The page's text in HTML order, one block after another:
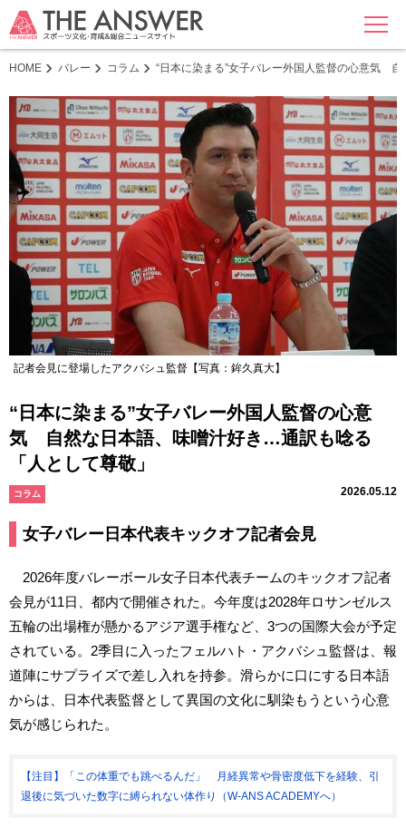
MENU
HOME バレー コラム “日本に染まる”女子バレー外国人監督の心意気
記者会見に登場したアクバシュ監督【写真：鉾久真大】
“日本に染まる”女子バレー外国人監督の心意
気 自然な日本語、味噌汁好き…通訳も唸る
「人として尊敬」
コラム 2026.05.12
女子バレー日本代表キックオフ記者会見
2026年度バレーボール女子日本代表チームのキックオフ記者
会見が11日、都内で開催された。今年度は2028年ロサンゼルス
五輪の出場権が懸かるアジア選手権など、3つの国際大会が予定
されている。2季目に入ったフェルハト・アクバシュ監督は、報
道陣にサプライズで差し入れを持参。滑らかに口にする日本語
からは、日本代表監督として異国の文化に馴染もうという心意
気が感じられた。
【注目】「この体重でも跳べるんだ」 月経異常や骨密度低下を経験、引
退後に気づいた数字に縛られない体作り（W-ANS ACADEMYへ）